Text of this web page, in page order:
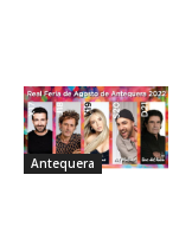
Antequera